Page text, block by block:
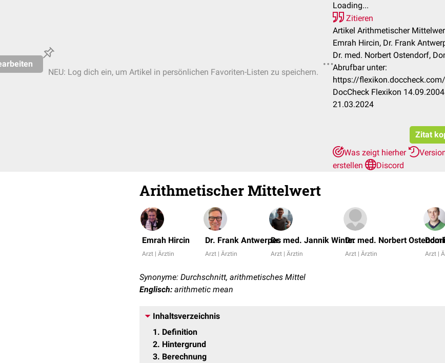
NEU: Log dich ein, um Artikel in persönlichen Favoriten-Listen zu speichern.
Loading...
Zitieren
Artikel Arithmetischer
Emrah Hircin, Dr. Frank
Dr. med. Norbert Ostendorf,
Abrufbar unter:
https://
DocCheck Flexikon
21.03.2024
Zitat
Was zeigt hierher
erstellen
Discord
Arithmetischer Mittelwert
Emrah Hircin
Arzt | Ärztin
Dr. Frank Antwerpes
Arzt | Ärztin
Dr. med. Jannik Winter
Arzt | Ärztin
Dr. med. Norbert Ostendorf
Arzt | Ärztin Arzt |
Synonyme: Durchschnitt, arithmetisches Mittel
Englisch: arithmetic mean
Inhaltsverzeichnis
1
Definition
2 Hintergrund
3 Berechnung